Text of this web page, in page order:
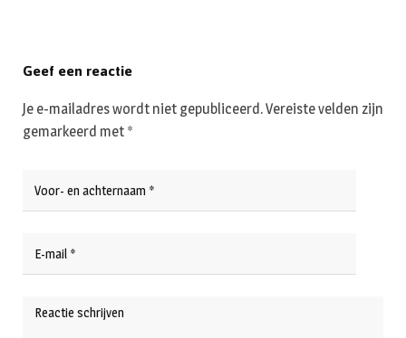
Geef een reactie
Je e-mailadres wordt niet gepubliceerd.Vereiste velden zijn
gemarkeerd met *